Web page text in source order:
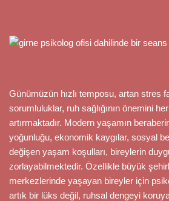
Günümüzün hızlı temposu, artan stres
sorumluluklar, ruh sağlığının önemini
artırmaktadır. Modern yaşamın
yoğunluğu, ekonomik kaygılar, sosyal
değişen yaşam koşulları, bireylerin
zorlayabilmektedir. Özellikle büyük
merkezlerinde yaşayan bireyler için
artık bir lüks değil, ruhsal dengeyi